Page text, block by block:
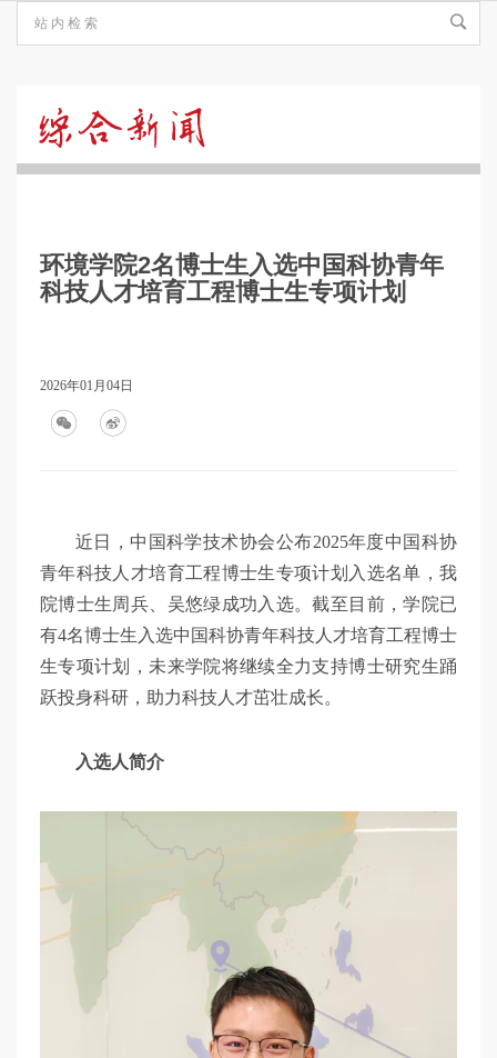
新
环境学院2名博士生入选中国科协青年
科技人才培育工程博士生专项计划
2026年01月04日
近日，中国科学技术协会公布2025年度中国科协
青年科技人才培育工程博士生专项计划入选名单，我
院博士生周兵、吴悠绿成功入选。截至目前，学院已
有4名博士生入选中国科协青年科技人才培育工程博士
生专项计划，未来学院将继续全力支持博士研究生踊
跃投身科研，助力科技人才茁壮成长。
入选人简介